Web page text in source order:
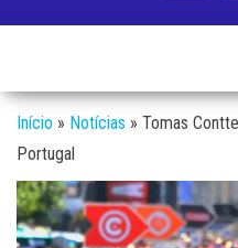
Início » Notícias » Tomas
Portugal